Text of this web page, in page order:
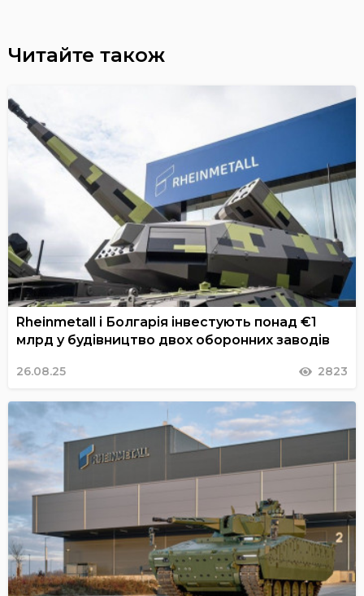
Читайте також
Rheinmetall і Болгарія інвестують понад €1
млрд у будівництво двох оборонних заводів
26.08.25 2823